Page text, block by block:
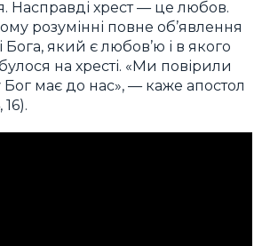
Насправді хрест — це любов.
розумінні повне об’явлення
Бога, який є любов’ю і в якого
на хресті. «Ми повірили
Бог має до нас», — каже апостол
16).